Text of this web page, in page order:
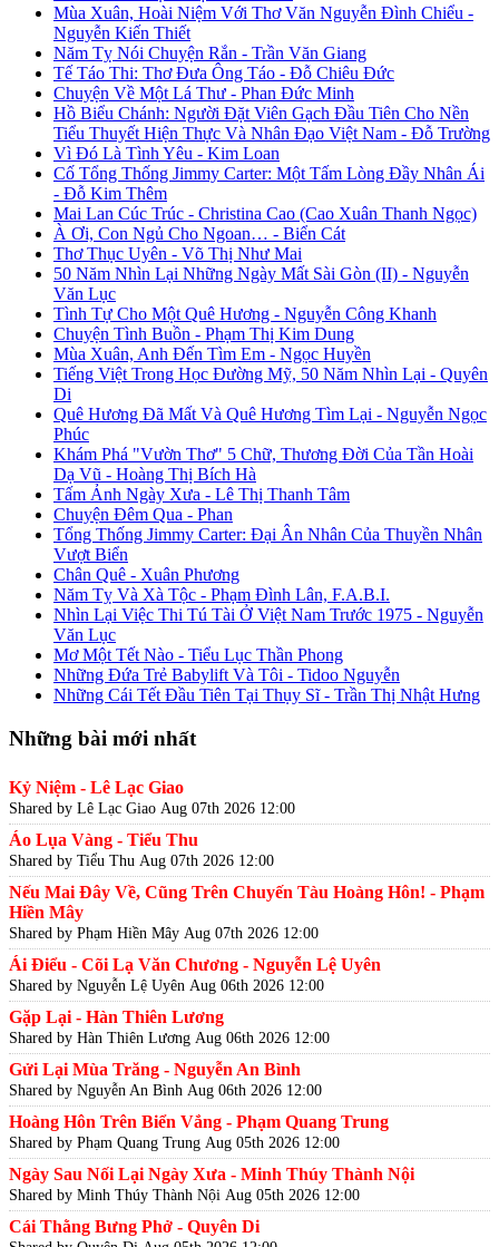
Mùa Xuân, Hoài Niệm Với Thơ Văn Nguyễn Đình Chiểu -
Nguyễn Kiến Thiết
Năm Tỵ Nói Chuyện Rắn - Trần Văn Giang
Tế Táo Thi: Thơ Đưa Ông Táo - Đỗ Chiêu Đức
Chuyện Về Một Lá Thư - Phan Đức Minh
Hồ Biểu Chánh: Người Đặt Viên Gạch Đầu Tiên Cho Nền
Tiểu Thuyết Hiện Thực Và Nhân Đạo Việt Nam - Đỗ Trường
Vì Đó Là Tình Yêu - Kim Loan
Cố Tổng Thống Jimmy Carter: Một Tấm Lòng Đầy Nhân Ái
- Đỗ Kim Thêm
Mai Lan Cúc Trúc - Christina Cao (Cao Xuân Thanh Ngọc)
À Ơi, Con Ngủ Cho Ngoan… - Biển Cát
Thơ Thục Uyên - Võ Thị Như Mai
50 Năm Nhìn Lại Những Ngày Mất Sài Gòn (II) - Nguyễn
Văn Lục
Tình Tự Cho Một Quê Hương - Nguyễn Công Khanh
Chuyện Tình Buồn - Phạm Thị Kim Dung
Mùa Xuân, Anh Đến Tìm Em - Ngọc Huyền
Tiếng Việt Trong Học Đường Mỹ, 50 Năm Nhìn Lại - Quyên
Di
Quê Hương Đã Mất Và Quê Hương Tìm Lại - Nguyễn Ngọc
Phúc
Khám Phá "Vườn Thơ" 5 Chữ, Thương Đời Của Tần Hoài
Dạ Vũ - Hoàng Thị Bích Hà
Tấm Ảnh Ngày Xưa - Lê Thị Thanh Tâm
Chuyện Đêm Qua - Phan
Tổng Thống Jimmy Carter: Đại Ân Nhân Của Thuyền Nhân
Vượt Biển
Chân Quê - Xuân Phương
Năm Tỵ Và Xà Tộc - Phạm Đình Lân, F.A.B.I.
Nhìn Lại Việc Thi Tú Tài Ở Việt Nam Trước 1975 - Nguyễn
Văn Lục
Mơ Một Tết Nào - Tiểu Lục Thần Phong
Những Đứa Trẻ Babylift Và Tôi - Tidoo Nguyễn
Những Cái Tết Đầu Tiên Tại Thụy Sĩ - Trần Thị Nhật Hưng
Những bài mới nhất
Kỷ Niệm - Lê Lạc Giao
Shared by Lê Lạc Giao Aug 07th 2026 12:00
Áo Lụa Vàng - Tiểu Thu
Shared by Tiểu Thu Aug 07th 2026 12:00
Nếu Mai Đây Về, Cũng Trên Chuyến Tàu Hoàng Hôn! - Phạm
Hiền Mây
Shared by Phạm Hiền Mây Aug 07th 2026 12:00
Ái Điểu - Cõi Lạ Văn Chương - Nguyễn Lệ Uyên
Shared by Nguyễn Lệ Uyên Aug 06th 2026 12:00
Gặp Lại - Hàn Thiên Lương
Shared by Hàn Thiên Lương Aug 06th 2026 12:00
Gửi Lại Mùa Trăng - Nguyễn An Bình
Shared by Nguyễn An Bình Aug 06th 2026 12:00
Hoàng Hôn Trên Biển Vắng - Phạm Quang Trung
Shared by Phạm Quang Trung Aug 05th 2026 12:00
Ngày Sau Nối Lại Ngày Xưa - Minh Thúy Thành Nội
Shared by Minh Thúy Thành Nội Aug 05th 2026 12:00
Cái Thằng Bưng Phở - Quyên Di